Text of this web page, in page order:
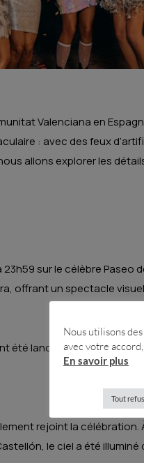
Valenciana en
: avec des feux
allons explorer les
sur le célèbre Paseo
offrant un spectacle
été lancés depuis le port
rejoint la célébration.
le ciel a été illuminé
Nous utilisons
avec votre
En savoir plus
Tout